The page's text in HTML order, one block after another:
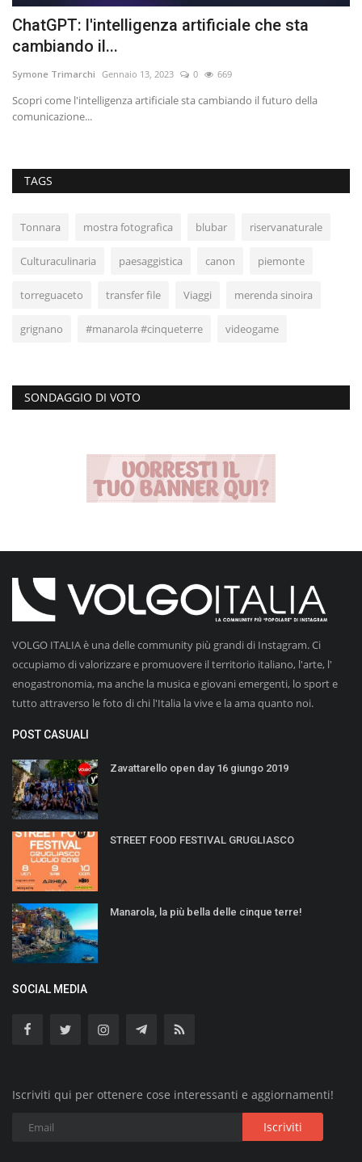
ChatGPT: l'intelligenza artificiale che sta
cambiando il...
Symone Trimarchi Gennaio 13, 2023 0 669
Scopri come l'intelligenza artificiale sta cambiando il futuro della
comunicazione...
TAGS
Tonnara mostra fotografica blubar riservanaturale
Culturaculinaria paesaggistica canon piemonte
torreguaceto transfer file Viaggi merenda sinoira
grignano #manarola #cinqueterre videogame
SONDAGGIO DI VOTO
VOLGO ITALIA è una delle community più grandi di Instagram. Ci
occupiamo di valorizzare e promuovere il territorio italiano, l'arte, l'
enogastronomia, ma anche la musica e giovani emergenti, lo sport e
tutto attraverso le foto di chi l'Italia la vive e la ama quanto noi.
POST CASUALI
Zavattarello open day 16 giungo 2019
STREET FOOD FESTIVAL GRUGLIASCO
Manarola, la più bella delle cinque terre!
SOCIAL MEDIA
Iscriviti qui per ottenere cose interessanti e aggiornamenti!
Iscriviti